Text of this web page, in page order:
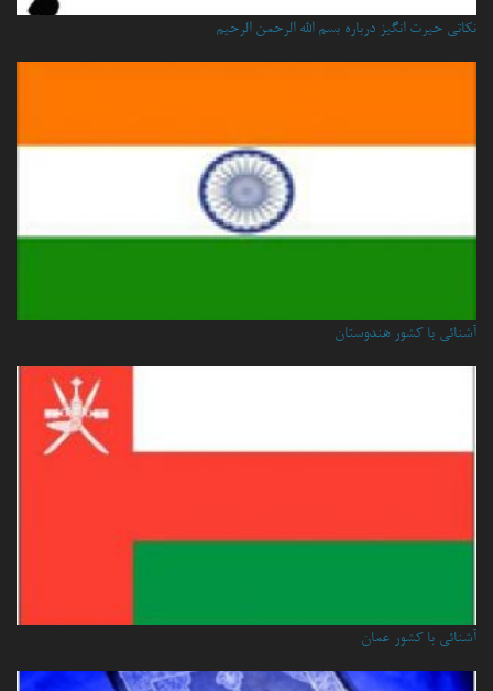
نكاتي حيرت انگيز درباره بسم الله الرحمن الرحيم
آشنائی با کشور هندوستان
آشنائي با كشور عمان